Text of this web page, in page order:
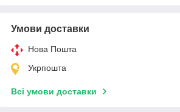
Умови доставки
Нова Пошта
Укрпошта
Всі умови доставки